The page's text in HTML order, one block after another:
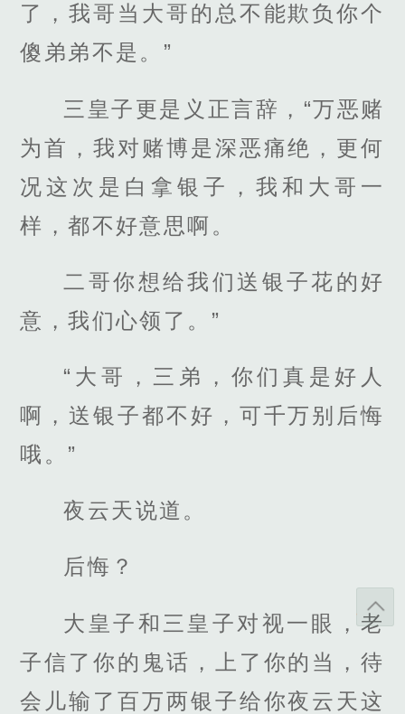
了，我哥当大哥的总不能欺负你个
傻弟弟不是。”
三皇子更是义正言辞，“万恶赌
为首，我对赌博是深恶痛绝，更何
况这次是白拿银子，我和大哥一
样，都不好意思啊。
二哥你想给我们送银子花的好
意，我们心领了。”
“大哥，三弟，你们真是好人
啊，送银子都不好，可千万别后悔
哦。”
夜云天说道。
后悔？
大皇子和三皇子对视一眼，老
子信了你的鬼话，上了你的当，待
会儿输了百万两银子给你夜云天这